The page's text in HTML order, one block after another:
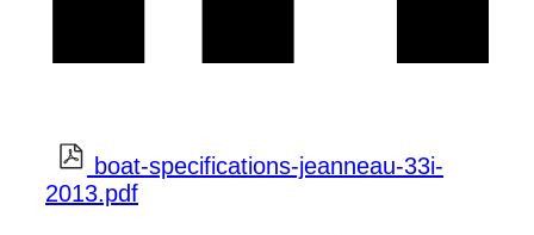
boat-specifications-jeanneau-33i-
2013.pdf